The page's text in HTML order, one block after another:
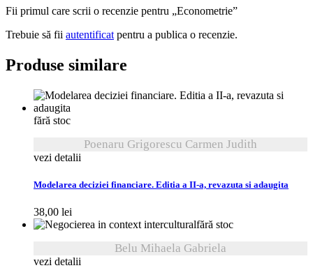
Fii primul care scrii o recenzie pentru „Econometrie”
Trebuie să fii autentificat pentru a publica o recenzie.
Produse similare
fără stoc
Poenaru Grigorescu Carmen Judith
vezi detalii
Modelarea deciziei financiare. Editia a II-a, revazuta si adaugita
38,00 lei
fără stoc
Belu Mihaela Gabriela
vezi detalii